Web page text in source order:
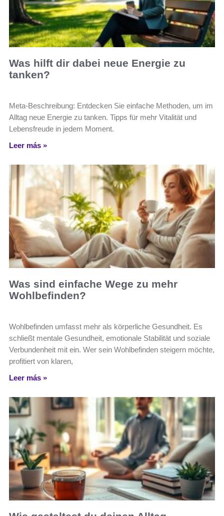
Was hilft dir dabei neue Energie zu
tanken?
Meta-Beschreibung: Entdecken Sie einfache Methoden, um im
Alltag neue Energie zu tanken. Tipps für mehr Vitalität und
Lebensfreude in jedem Moment.
Leer más »
Was sind einfache Wege zu mehr
Wohlbefinden?
Wohlbefinden umfasst mehr als körperliche Gesundheit. Es
schließt mentale Gesundheit, emotionale Stabilität und soziale
Verbundenheit mit ein. Wer sein Wohlbefinden steigern möchte,
profitiert von klaren,
Leer más »